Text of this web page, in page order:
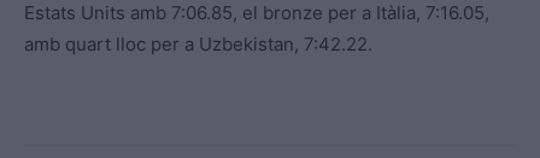
Estats Units amb 7:06.85, el bronze per a Itàlia, 7:16.05,
amb quart lloc per a Uzbekistan, 7:42.22.